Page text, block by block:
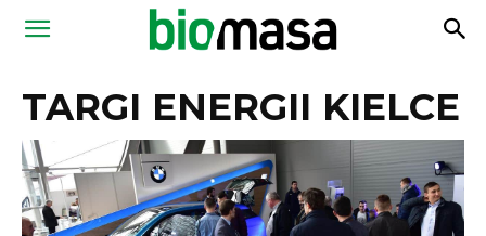
Magazyn
TARGI ENERGII KIELCE